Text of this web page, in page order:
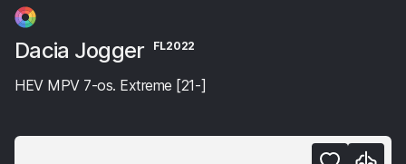
Dacia Jogger FL2022
HEV MPV 7-os. Extreme [21-]